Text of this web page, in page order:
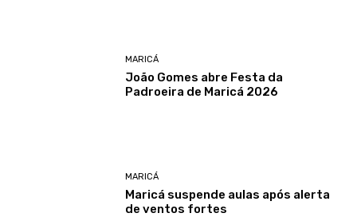
MARICÁ
João Gomes abre Festa da
Padroeira de Maricá 2026
MARICÁ
Maricá suspende aulas após alerta
de ventos fortes